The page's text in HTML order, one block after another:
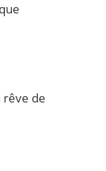
rêve de